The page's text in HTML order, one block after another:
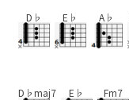
D♭ E♭ A♭
D♭maj7 E♭ Fm7